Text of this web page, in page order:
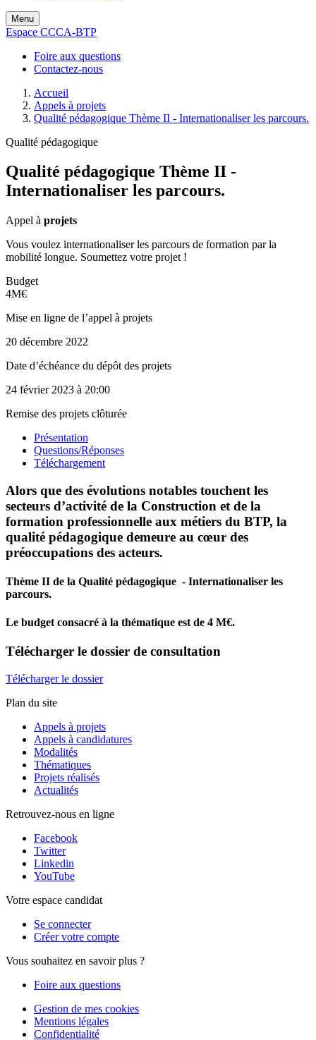
Menu
Espace CCCA-BTP
Foire aux questions
Contactez-nous
Accueil
Appels à projets
Qualité pédagogique Thème II - Internationaliser les parcours.
Qualité pédagogique
Qualité pédagogique Thème II -
Internationaliser les parcours.
Appel à projets
Vous voulez internationaliser les parcours de formation par la
mobilité longue. Soumettez votre projet !
Budget
4M€
Mise en ligne de l’appel à projets
20 décembre 2022
Date d’échéance du dépôt des projets
24 février 2023 à 20:00
Remise des projets clôturée
Présentation
Questions/Réponses
Téléchargement
Alors que des évolutions notables touchent les
secteurs d’activité de la Construction et de la
formation professionnelle aux métiers du BTP, la
qualité pédagogique demeure au cœur des
préoccupations des acteurs.
Thème II de la Qualité pédagogique - Internationaliser les
parcours.
Le budget consacré à la thématique est de 4 M€.
Télécharger le dossier de consultation
Télécharger le dossier
Plan du site
Appels à projets
Appels à candidatures
Modalités
Thématiques
Projets réalisés
Actualités
Retrouvez-nous en ligne
Facebook
Twitter
Linkedin
YouTube
Votre espace candidat
Se connecter
Créer votre compte
Vous souhaitez en savoir plus ?
Foire aux questions
Gestion de mes cookies
Mentions légales
Confidentialité